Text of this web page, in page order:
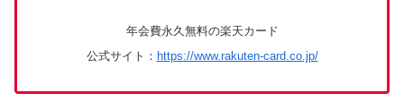
年会費永久無料の楽天カード
公式サイト： https://www.rakuten-card.co.jp/